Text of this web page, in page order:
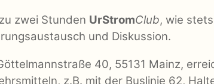
zwei Stunden UrStromClub, wie
und Diskussion.
40, 55131 Mainz,
z.B. mit der Buslinie 62,